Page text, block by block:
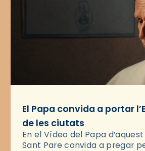
El Papa convida a portar
de les ciutats
En el Vídeo del Papa
Sant Pare convida a pregar